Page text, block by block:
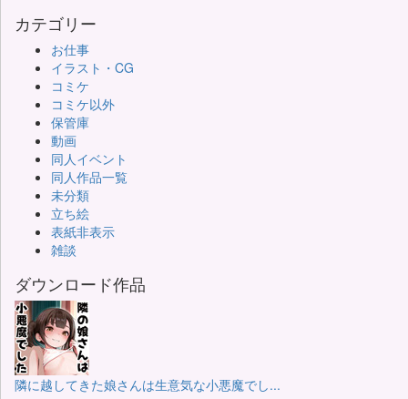
カテゴリー
お仕事
イラスト・CG
コミケ
コミケ以外
保管庫
動画
同人イベント
同人作品一覧
未分類
立ち絵
表紙非表示
雑談
ダウンロード作品
隣に越してきた娘さんは生意気な小悪魔でし...